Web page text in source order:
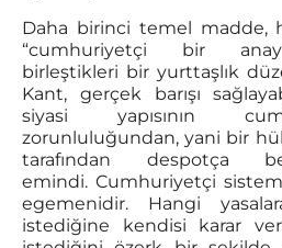
Daha birinci temel madde,
“cumhuriyetçi bir
birleştikleri bir yurttaşlık
Kant, gerçek barışı
siyasi yapısının
zorunluluğundan, yani bir
tarafından despotça
emindi. Cumhuriyetçi
egemenidir. Hangi
istediğine kendisi karar